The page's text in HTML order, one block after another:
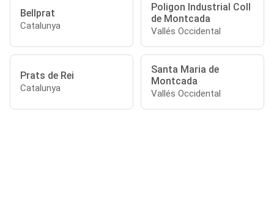
Bellprat
Catalunya
Poligon Industrial Coll
de Montcada
Vallés Occidental
Prats de Rei
Catalunya
Santa Maria de
Montcada
Vallés Occidental